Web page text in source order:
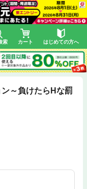
索 カート はじめての方へ
～負けたらHな罰